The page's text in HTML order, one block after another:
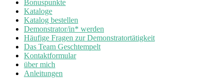
Bonuspunkte
Kataloge
Katalog bestellen
Demonstrator/in* werden
Häufige Fragen zur Demonstratortätigkeit
Das Team Geschtempelt
Kontaktformular
über mich
Anleitungen